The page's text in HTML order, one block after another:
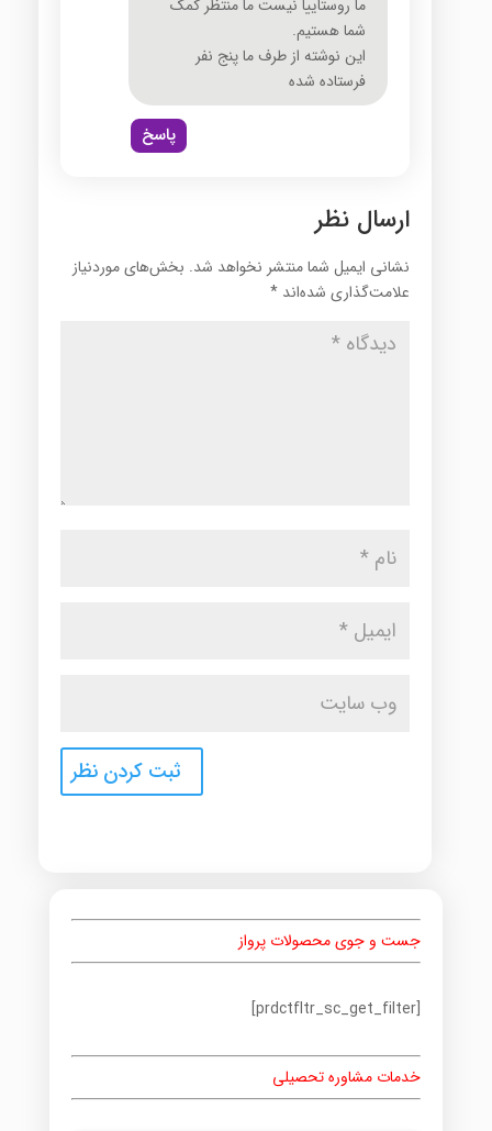
ما روستاییا نیست ما منتظر کمک
شما هستیم.
این نوشته از طرف ما پنج نفر
فرستاده شده
پاسخ
ارسال نظر
نشانی ایمیل شما منتشر نخواهد شد. بخش‌های موردنیاز
علامت‌گذاری شده‌اند *
جست و جوی محصولات پرواز
[prdctfltr_sc_get_filter]
خدمات مشاوره تحصیلی